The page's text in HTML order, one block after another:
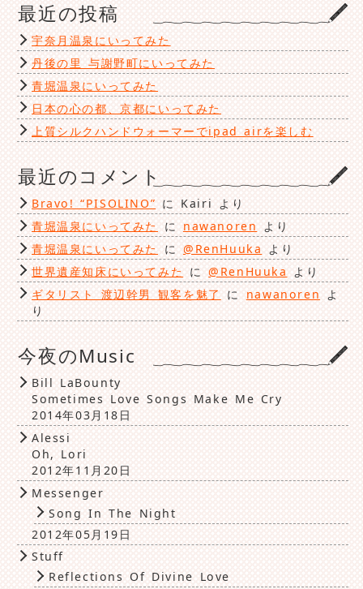
リ
ー
最近の投稿
宇奈月温泉にいってみた
丹後の里 与謝野町にいってみた
青堀温泉にいってみた
日本の心の都、京都にいってみた
上質シルクハンドウォーマーでipad airを楽しむ
最近のコメント
Bravo! “PISOLINO” に Kairi より
青堀温泉にいってみた
に nawanoren より
青堀温泉にいってみた
に @RenHuuka より
世界遺産知床にいってみた に@RenHuuka
より
ギタリスト 渡辺幹男 観客を魅了
に nawanoren
よ
り
今夜のMusic
Bill LaBounty
Sometimes Love Songs Make Me Cry
2014年03月18日
Alessi
Oh, Lori
2012年11月20日
Messenger
Song In The Night
2012年05月19日
Stuff
Reflections Of Divine Love